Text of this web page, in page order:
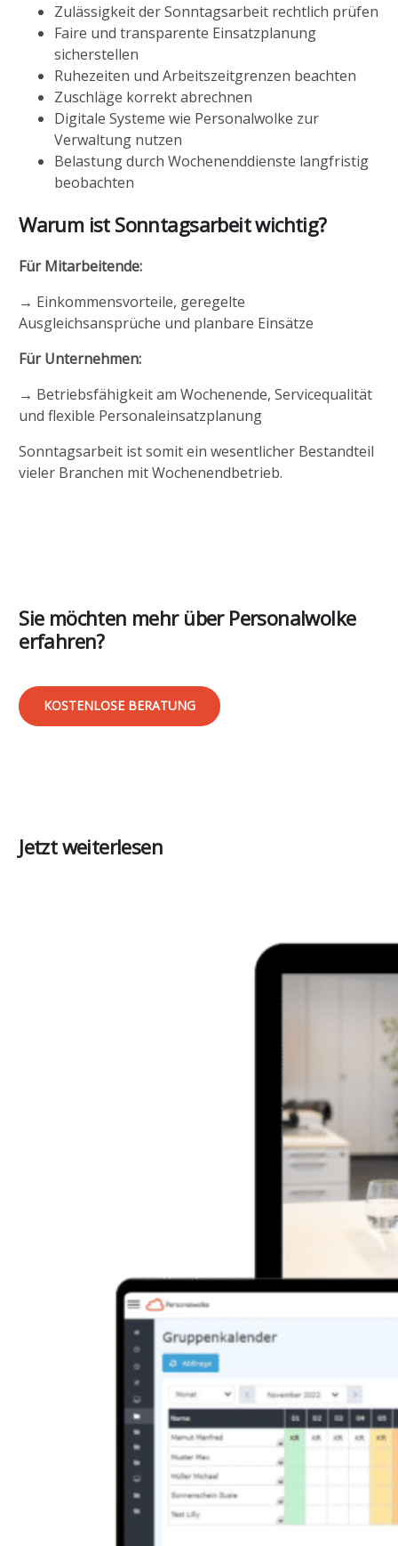
Zulässigkeit der Sonntagsarbeit rechtlich prüfen
Faire und transparente Einsatzplanung
sicherstellen
Ruhezeiten und Arbeitszeitgrenzen beachten
Zuschläge korrekt abrechnen
Digitale Systeme wie Personalwolke zur
Verwaltung nutzen
Belastung durch Wochenenddienste langfristig
beobachten
Warum ist Sonntagsarbeit wichtig?
Für Mitarbeitende:
→ Einkommensvorteile, geregelte
Ausgleichsansprüche und planbare Einsätze
Für Unternehmen:
→ Betriebsfähigkeit am Wochenende, Servicequalität
und flexible Personaleinsatzplanung
Sonntagsarbeit ist somit ein wesentlicher Bestandteil
vieler Branchen mit Wochenendbetrieb.
Sie möchten mehr über Personalwolke
erfahren?
KOSTENLOSE BERATUNG
Jetzt weiterlesen